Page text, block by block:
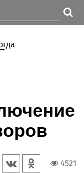
4521